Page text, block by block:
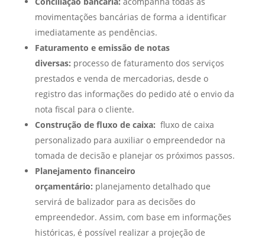
movimentações bancárias de forma a identificar
imediatamente as pendências.
Faturamento e emissão de notas
diversas: processo de faturamento dos serviços
prestados e venda de mercadorias, desde o
registro das informações do pedido até o envio da
nota fiscal para o cliente.
Construção de fluxo de caixa: fluxo de caixa
personalizado para auxiliar o empreendedor na
tomada de decisão e planejar os próximos passos.
Planejamento financeiro
orçamentário: planejamento detalhado que
servirá de balizador para as decisões do
empreendedor. Assim, com base em informações
históricas, é possível realizar a projeção de